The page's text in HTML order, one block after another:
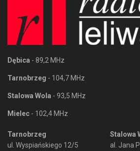
Dębica - 89,2 MHz
Tarnobrzeg - 104,7 MHz
Stalowa Wola - 93,5 MHz
Mielec - 102,4 MHz
Tarnobrzeg
ul. Wyspiańskiego 12/5
Stalowa
al. Jana